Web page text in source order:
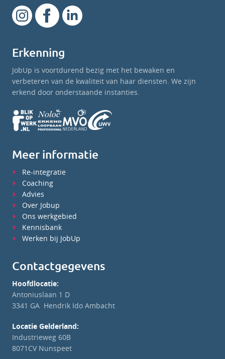
Erkenning
JobUp is voortdurend bezig met het bewaken en
verbeteren van de kwaliteit van haar diensten. We zijn
erkend door onderstaande instanties.
Meer informatie
Re-integratie
Coaching
Advies
Over Jobup
Ons werkgebied
Kennisbank
Werken bij JobUp
Contactgegevens
Hoofdlocatie:
Antoniuslaan 1 D
3341 GA Hendrik Ido Ambacht
Locatie Gelderland:
Industrieweg 60B
8071CV Nunspeet